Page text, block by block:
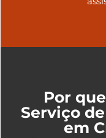
Por
Serviço
em